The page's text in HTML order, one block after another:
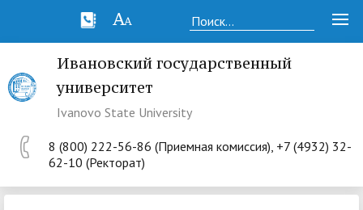
Ивановский государственный
университет
Ivanovo State University
8 (800) 222-56-86 (Приемная комиссия), +7 (4932) 32-
62-10 (Ректорат)